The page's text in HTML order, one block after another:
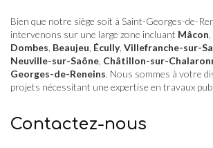
Bien que notre siège soit à Saint-Georges-de-
intervenons sur une large zone incluant Mâcon
Dombes Beaujeu Écully, Villefranche-sur-
Neuville-sur-Saône Châtillon-sur-
Georges-de-Reneins. Nous sommes à votre
projets nécessitant une expertise en travaux
Contactez-nous